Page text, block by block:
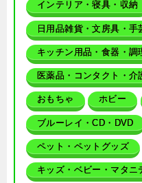
インテリア・寝具・収納
日用品雑貨・文房具・手
キッチン用品・食器・調
医薬品・コンタクト・介
おもちゃ ホビー
ブルーレイ・CD・DVD
ペット・ペットグッズ
キッズ・ベビー・マタニ